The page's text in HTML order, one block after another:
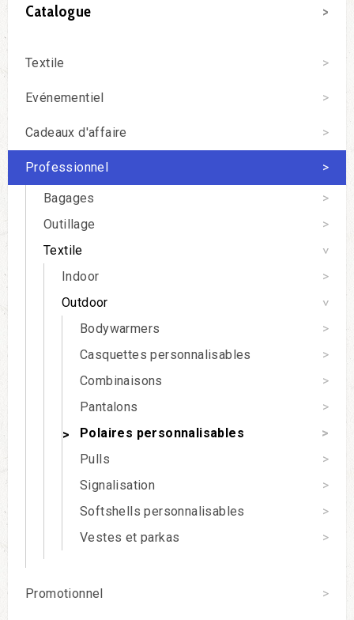
Catalogue
Textile
Evénementiel
Cadeaux d'affaire
Professionnel
Bagages
Outillage
Textile
Indoor
Outdoor
Bodywarmers
Casquettes personnalisables
Combinaisons
Pantalons
Polaires personnalisables
Pulls
Signalisation
Softshells personnalisables
Vestes et parkas
Promotionnel